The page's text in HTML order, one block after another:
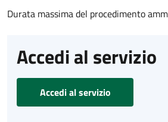
Durata massima del procedimento
Accedi al servizio
Accedi al servizio